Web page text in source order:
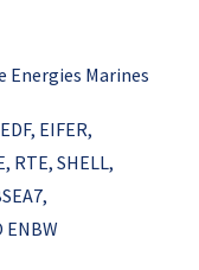
Energies Marines
EDF, EIFER,
RTE, SHELL,
ENBW